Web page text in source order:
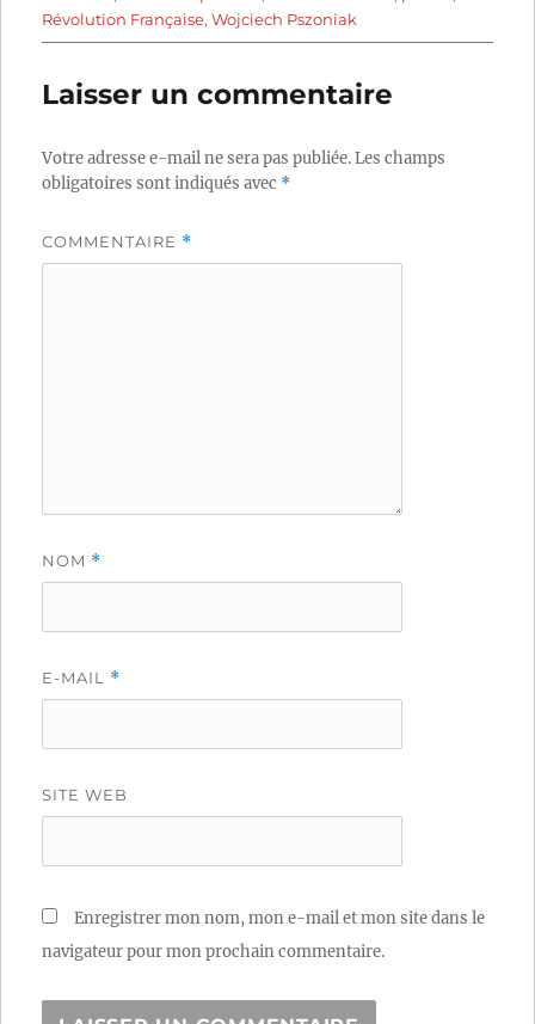
Révolution Française,Wojciech Pszoniak
Laisser un commentaire
Votre adresse e-mail ne sera pas publiée.Les champs
obligatoires sont indiqués avec *
COMMENTAIRE *
NOM *
E-MAIL *
SITE WEB
Enregistrer mon nom, mon e-mail et mon site dans le
navigateur pour mon prochain commentaire.